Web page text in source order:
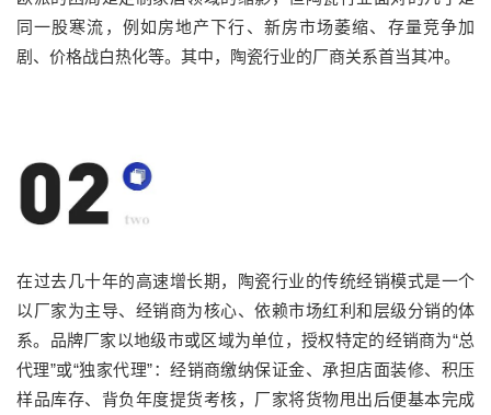
同一股寒流，例如房地产下行、新房市场萎缩、存量竞争加
剧、价格战白热化等。其中，陶瓷行业的厂商关系首当其冲。
在过去几十年的高速增长期，陶瓷行业的传统经销模式是一个
以厂家为主导、经销商为核心、依赖市场红利和层级分销的体
系。品牌厂家以地级市或区域为单位，授权特定的经销商为“总
代理”或“独家代理”：经销商缴纳保证金、承担店面装修、积压
样品库存、背负年度提货考核，厂家将货物甩出后便基本完成